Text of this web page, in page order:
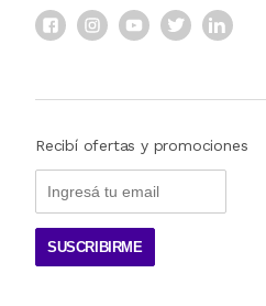
Recibí ofertas y promociones
SUSCRIBIRME